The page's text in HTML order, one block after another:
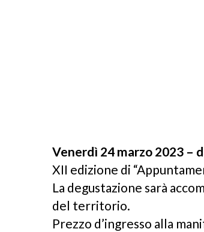
Venerdì 24 marzo 2023 –
XII edizione di
La degustazione sarà
del territorio.
Prezzo d’ingresso alla